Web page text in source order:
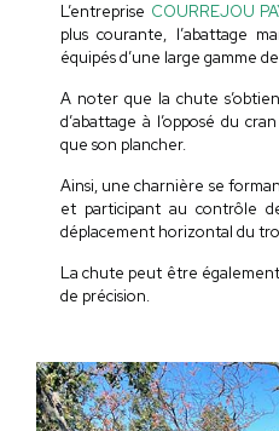
L’entreprise COURREJOU
plus courante, l’abattage
équipés d’une large gamme
A noter que la chute
d’abattage à l’opposé du
que son plancher.
Ainsi, une charnière se
et participant au contrôle
déplacement horizontal du
La chute peut être
de précision.